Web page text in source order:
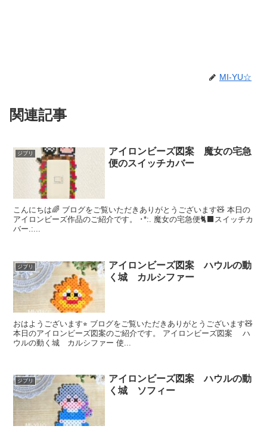
MI-YU☆
関連記事
ジブリ
アイロンビーズ図案 魔女の宅急
便のスイッチカバー
こんにちは🌈 ブログをご覧いただきありがとうございます🧸 本日の
アイロンビーズ作品のご紹介です。 ･*:. 魔女の宅急便🐈‍⬛スイッチカ
バー.:...
ジブリ
アイロンビーズ図案 ハウルの動
く城 カルシファー
おはようございます⭐︎ ブログをご覧いただきありがとうございます🧸
本日のアイロンビーズ図案のご紹介です。 アイロンビーズ図案 ハ
ウルの動く城 カルシファー 使...
ジブリ
アイロンビーズ図案 ハウルの動
く城 ソフィー